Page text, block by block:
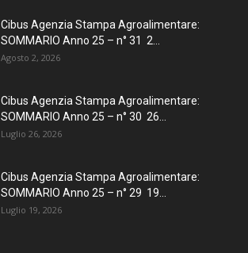
Cibus Agenzia Stampa Agroalimentare:
SOMMARIO Anno 25 – n° 31 2...
Agosto 2, 2026
Cibus Agenzia Stampa Agroalimentare:
SOMMARIO Anno 25 – n° 30 26...
Luglio 26, 2026
Cibus Agenzia Stampa Agroalimentare:
SOMMARIO Anno 25 – n° 29 19...
Luglio 19, 2026